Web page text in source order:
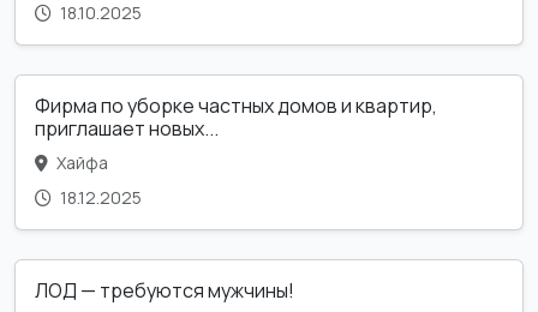
18.10.2025
Фирма по уборке частных домов и квартир,
приглашает новых...
Хайфа
18.12.2025
ЛОД — требуются мужчины!